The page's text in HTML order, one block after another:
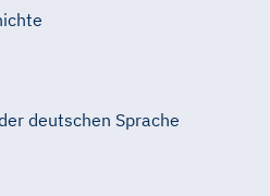
deutschen Sprache